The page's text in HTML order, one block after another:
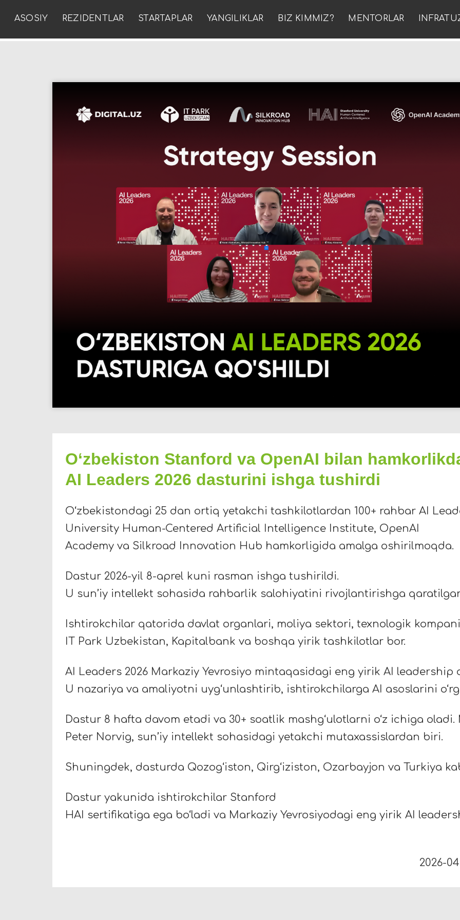
ASOSIY REZIDENTLAR STARTAPLAR YANGILIKLAR BIZ KIMMIZ? MENTORLAR
O‘zbekiston Stanford va OpenAI bilan
AI Leaders 2026 dasturini ishga tushirdi
O‘zbekistondagi 25 dan ortiq yetakchi tashkilotlardan 100+ rahbar AI
University Human-Centered Artificial Intelligence Institute, OpenAI
Academy va Silkroad Innovation Hub hamkorligida amalga oshirilmoqda.
Dastur 2026-yil 8-aprel kuni rasman ishga tushirildi.
U sun’iy intellekt sohasida rahbarlik salohiyatini rivojlantirishga
Ishtirokchilar qatorida davlat organlari, moliya sektori, texnologik
IT Park Uzbekistan, Kapitalbank va boshqa yirik tashkilotlar bor.
AI Leaders 2026 Markaziy Yevrosiyo mintaqasidagi eng yirik AI
U nazariya va amaliyotni uyg‘unlashtirib, ishtirokchilarga AI asoslarini
Dastur 8 hafta davom etadi va 30+ soatlik mashg‘ulotlarni o‘z ichiga
Peter Norvig, sun’iy intellekt sohasidagi yetakchi mutaxassislardan biri.
Shuningdek, dasturda Qozog‘iston, Qirg‘iziston, Ozarbayjon va
Dastur yakunida ishtirokchilar Stanford
HAI sertifikatiga ega bo‘ladi va Markaziy Yevrosiyodagi eng yirik AI
2026-